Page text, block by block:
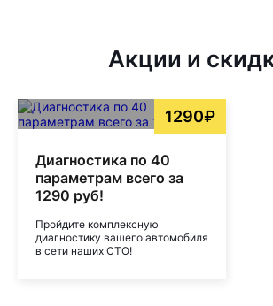
Акции и
1290₽
Диагностика по 40
параметрам всего за
1290 руб!
Пройдите комплексную
диагностику вашего автомобиля
в сети наших СТО!